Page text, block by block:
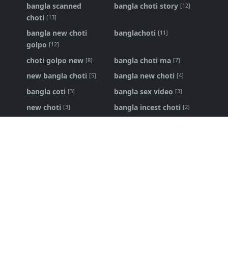
bangla scanned
choti [13]
bangla choti story [12]
bangla new choti
golpo [12]
banglachoti [11]
choti golpo new [8] bangla choti ma [7]
new bangla choti [5] bangla new choti [4]
bangla coti [3] bangla sex video [3]
new choti [3] bangla incest choti [2]